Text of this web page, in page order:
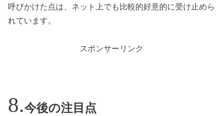
呼びかけた点は、ネット上でも比較的好意的に受け止めら
れています。
スポンサーリンク
今後の注目点